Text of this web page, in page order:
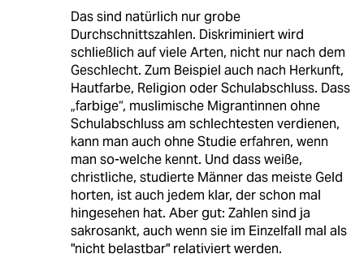
Das sind natürlich nur grobe
Durchschnittszahlen. Diskriminiert wird
schließlich auf viele Arten, nicht nur nach dem
Geschlecht. Zum Beispiel auch nach Herkunft,
Hautfarbe, Religion oder Schulabschluss. Dass
„farbige“, muslimische Migrantinnen ohne
Schulabschluss am schlechtesten verdienen,
kann man auch ohne Studie erfahren, wenn
man so-welche kennt. Und dass weiße,
christliche, studierte Männer das meiste Geld
horten, ist auch jedem klar, der schon mal
hingesehen hat. Aber gut: Zahlen sind ja
sakrosankt, auch wenn sie im Einzelfall mal als
"nicht belastbar" relativiert werden.